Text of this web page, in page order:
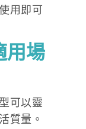
用即可
用場
可以靈
質量。